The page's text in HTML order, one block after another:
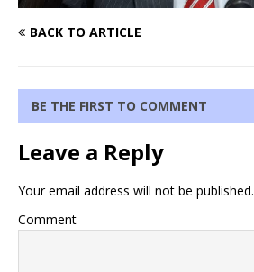
BACK TO ARTICLE
BE THE FIRST TO COMMENT
Leave a Reply
Your email address will not be published.
Comment